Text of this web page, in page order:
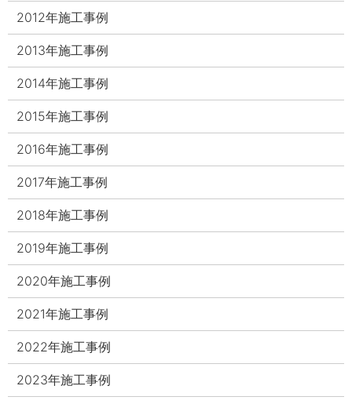
2012年施工事例
2013年施工事例
2014年施工事例
2015年施工事例
2016年施工事例
2017年施工事例
2018年施工事例
2019年施工事例
2020年施工事例
2021年施工事例
2022年施工事例
2023年施工事例